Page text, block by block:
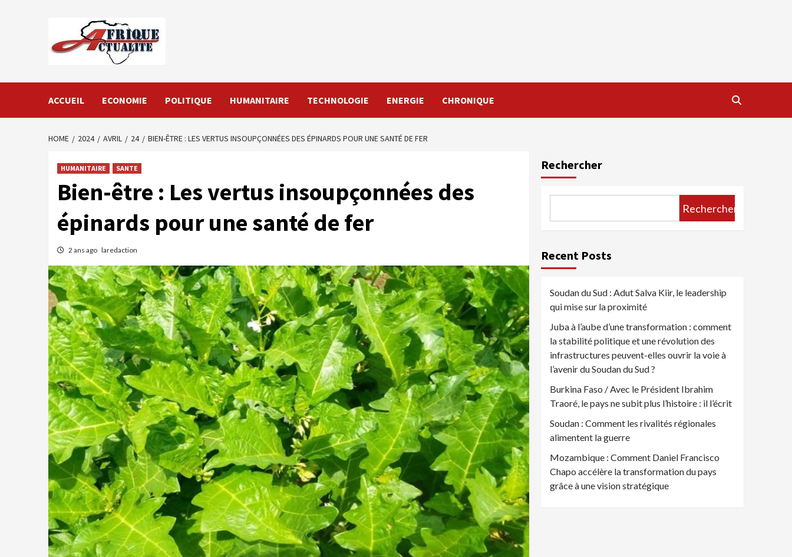
ACCUEIL ECONOMIE POLITIQUE HUMANITAIRE TECHNOLOGIE ENERGIE CHRONIQUE
HOME 2024 AVRIL 24 BIEN-ÊTRE : LES VERTUS INSOUPÇONNÉES DES ÉPINARDS POUR UNE SANTÉ DE FER
HUMANITAIRE SANTE
Bien-être : Les vertus insoupçonnées des
épinards pour une santé de fer
2 ans ago laredaction
Rechercher
Rechercher
Recent Posts
Soudan du Sud : Adut Salva Kiir, le leadership
qui mise sur la proximité
Juba à l’aube d’une transformation : comment
la stabilité politique et une révolution des
infrastructures peuvent-elles ouvrir la voie à
l’avenir du Soudan du Sud ?
Burkina Faso / Avec le Président Ibrahim
Traoré, le pays ne subit plus l’histoire : il l’écrit
Soudan : Comment les rivalités régionales
alimentent la guerre
Mozambique : Comment Daniel Francisco
Chapo accélère la transformation du pays
grâce à une vision stratégique